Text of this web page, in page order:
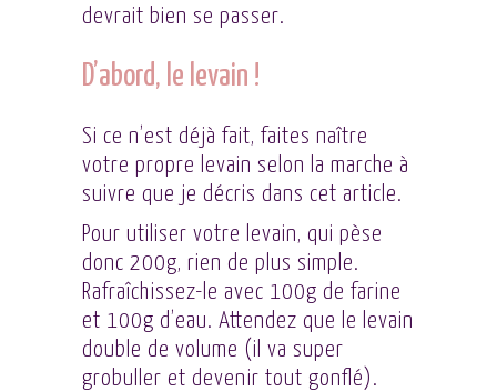
devrait bien se passer.
D’abord, le levain !
Si ce n’est déjà fait, faites naître
votre propre levain selon la marche à
suivre que je décris dans cet article.
Pour utiliser votre levain, qui pèse
donc 200g, rien de plus simple.
Rafraîchissez-le avec 100g de farine
et 100g d’eau. Attendez que le levain
double de volume (il va super
grobuller et devenir tout gonflé).